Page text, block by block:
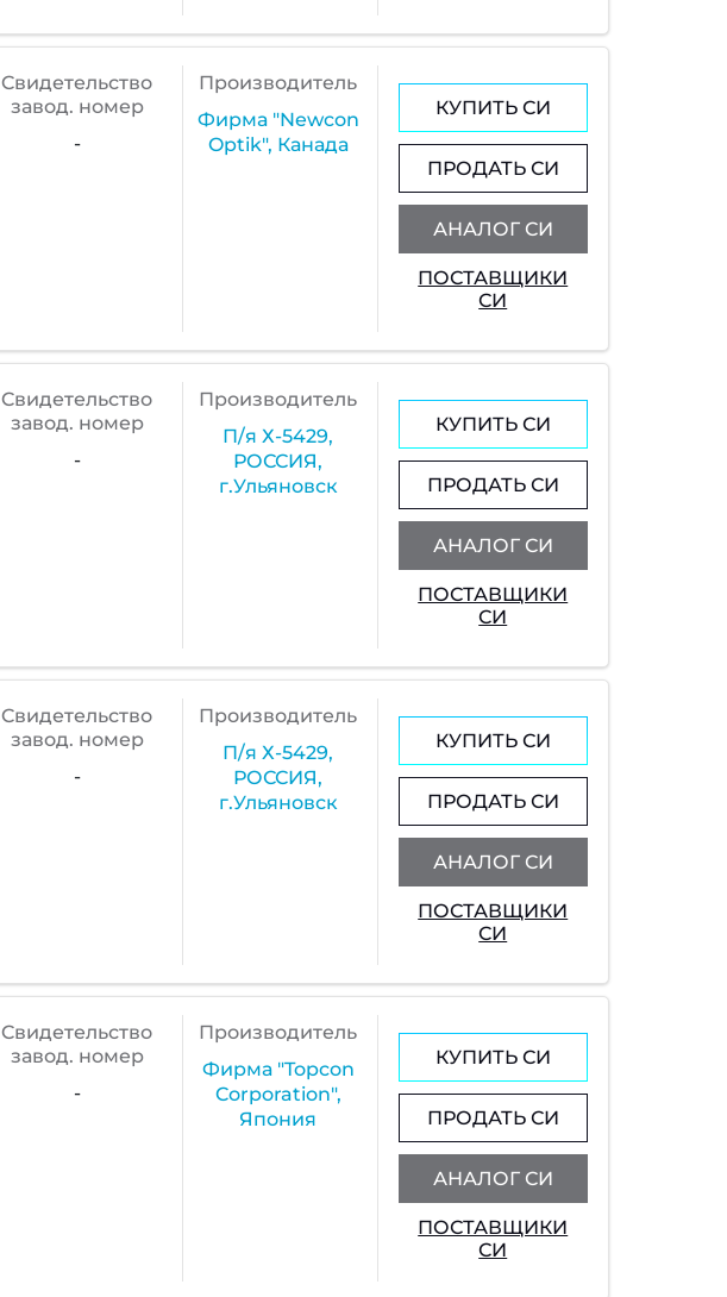
Cвидетельство
завод. номер
-
Производитель
Фирма "Newcon
Optik", Канада
КУПИТЬ СИ
ПРОДАТЬ СИ
АНАЛОГ СИ
ПОСТАВЩИКИ
СИ
Cвидетельство
завод. номер
-
Производитель
П/я Х-5429,
РОССИЯ,
г.Ульяновск
КУПИТЬ СИ
ПРОДАТЬ СИ
АНАЛОГ СИ
ПОСТАВЩИКИ
СИ
Cвидетельство
завод. номер
-
Производитель
П/я Х-5429,
РОССИЯ,
г.Ульяновск
КУПИТЬ СИ
ПРОДАТЬ СИ
АНАЛОГ СИ
ПОСТАВЩИКИ
СИ
Cвидетельство
завод. номер
-
Производитель
Фирма "Topcon
Corporation",
Япония
КУПИТЬ СИ
ПРОДАТЬ СИ
АНАЛОГ СИ
ПОСТАВЩИКИ
СИ